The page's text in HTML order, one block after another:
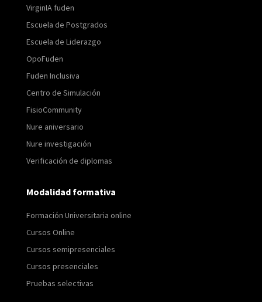
VirginIA fuden
Escuela de Postgrados
Escuela de Liderazgo
OpoFuden
Fuden Inclusiva
Centro de Simulación
FisioCommunity
Nure aniversario
Nure investigación
Verificación de diplomas
Modalidad formativa
Formación Universitaria online
Cursos Online
Cursos semipresenciales
Cursos presenciales
Pruebas selectivas